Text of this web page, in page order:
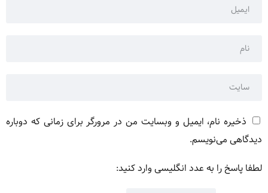
ذخیره نام، ایمیل و وبسایت من در مرورگر برای زمانی که دوباره
دیدگاهی می‌نویسم.
لطفا پاسخ را به عدد انگلیسی وارد کنید: